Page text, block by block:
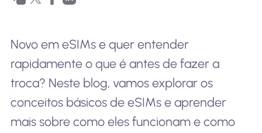
Para negócios
Novo em eSIMs e quer entender
rapidamente o que é antes de fazer a
troca? Neste blog, vamos explorar os
conceitos básicos de eSIMs e aprender
mais sobre como eles funcionam e como